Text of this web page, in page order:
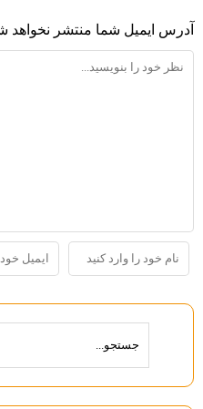
آدرس ایمیل شما منتشر نخواهد